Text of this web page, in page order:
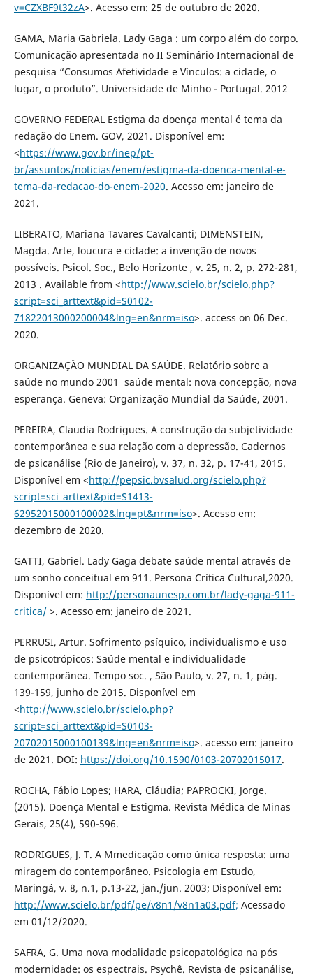
v=CZXBF9t32zA>. Acesso em: 25 de outubro de 2020.
GAMA, Maria Gabriela. Lady Gaga : um corpo além do corpo.
Comunicação apresentada no II Seminário Internacional de
pesquisa “Consumos Afetividade e Vínculos: a cidade, o
lugar, o produto”. Universidade de Minho - Portugal. 2012
GOVERNO FEDERAL Estigma da doença mental é tema da
redação do Enem. GOV, 2021. Disponível em:
<https://www.gov.br/inep/pt-
br/assuntos/noticias/enem/estigma-da-doenca-mental-e-
tema-da-redacao-do-enem-2020. Acesso em: janeiro de
2021.
LIBERATO, Mariana Tavares Cavalcanti; DIMENSTEIN,
Magda. Arte, loucura e cidade: a invenção de novos
possíveis. Psicol. Soc., Belo Horizonte , v. 25, n. 2, p. 272-281,
2013 . Available from <http://www.scielo.br/scielo.php?
script=sci_arttext&pid=S0102-
71822013000200004&lng=en&nrm=iso>. access on 06 Dec.
2020.
ORGANIZAÇÃO MUNDIAL DA SAÚDE. Relatório sobre a
saúde no mundo 2001 ­ saúde mental: nova concepção, nova
esperança. Geneva: Organização Mundial da Saúde, 2001.
PEREIRA, Claudia Rodrigues. A construção da subjetividade
contemporânea e sua relação com a depressão. Cadernos
de psicanálise (Rio de Janeiro), v. 37, n. 32, p. 17-41, 2015.
Disponível em <http://pepsic.bvsalud.org/scielo.php?
script=sci_arttext&pid=S1413-
62952015000100002&lng=pt&nrm=iso>. Acesso em:
dezembro de 2020.
GATTI, Gabriel. Lady Gaga debate saúde mental através de
um sonho conceitual em 911. Persona Crítica Cultural,2020.
Disponível em: http://personaunesp.com.br/lady-gaga-911-
critica/>. Acesso em: janeiro de 2021.
PERRUSI, Artur. Sofrimento psíquico, individualismo e uso
de psicotrópicos: Saúde mental e individualidade
contemporânea. Tempo soc. , São Paulo, v. 27, n. 1, pág.
139-159, junho de 2015. Disponível em
<http://www.scielo.br/scielo.php?
script=sci_arttext&pid=S0103-
20702015000100139&lng=en&nrm=iso>. acesso em: janeiro
de 2021. DOI: https://doi.org/10.1590/0103-20702015017.
ROCHA, Fábio Lopes; HARA, Cláudia; PAPROCKI, Jorge.
(2015). Doença Mental e Estigma. Revista Médica de Minas
Gerais, 25(4), 590-596.
RODRIGUES, J. T. A Mmedicação como única resposta: uma
miragem do contemporâneo. Psicologia em Estudo,
Maringá, v. 8, n.1, p.13-22, jan./jun. 2003; Disponível em:
http://www.scielo.br/pdf/pe/v8n1/v8n1a03.pdf; Acessado
em 01/12/2020.
SAFRA, G. Uma nova modalidade psicopatológica na pós
modernidade: os espectrais. Psychê. Revista de psicanálise,